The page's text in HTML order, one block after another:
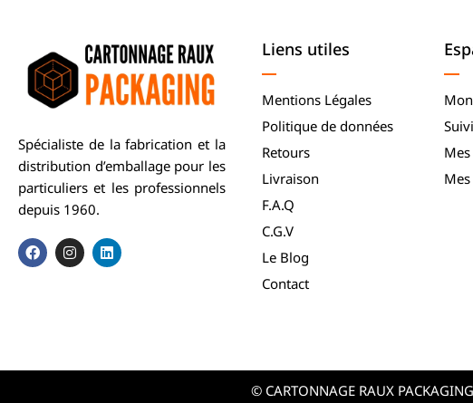
Spécialiste de la fabrication et la
distribution d’emballage pour les
particuliers et les professionnels
depuis 1960.
Liens utiles
Mentions Légales
Politique de données
Retours
Livraison
F.A.Q
C.G.V
Le Blog
Contact
© CARTONNAGE RAUX